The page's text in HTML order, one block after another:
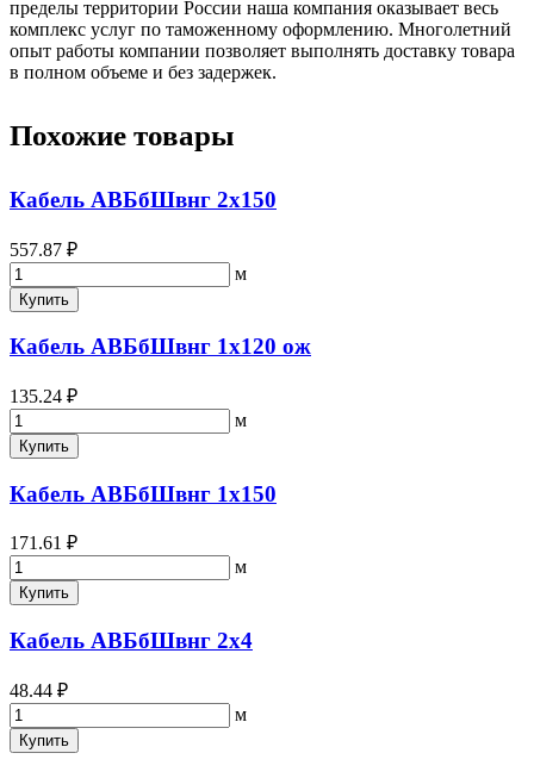
пределы территории России наша компания оказывает весь
комплекс услуг по таможенному оформлению. Многолетний
опыт работы компании позволяет выполнять доставку товара
в полном объеме и без задержек.
Похожие товары
Кабель АВБбШвнг 2х150
557.87 ₽
м
Купить
Кабель АВБбШвнг 1х120 ож
135.24 ₽
м
Купить
Кабель АВБбШвнг 1х150
171.61 ₽
м
Купить
Кабель АВБбШвнг 2х4
48.44 ₽
м
Купить